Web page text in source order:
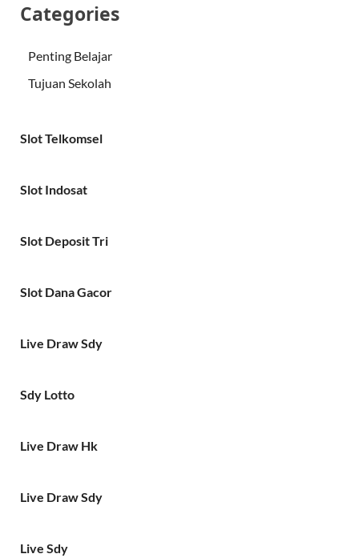
Categories
Penting Belajar
Tujuan Sekolah
Slot Telkomsel
Slot Indosat
Slot Deposit Tri
Slot Dana Gacor
Live Draw Sdy
Sdy Lotto
Live Draw Hk
Live Draw Sdy
Live Sdy